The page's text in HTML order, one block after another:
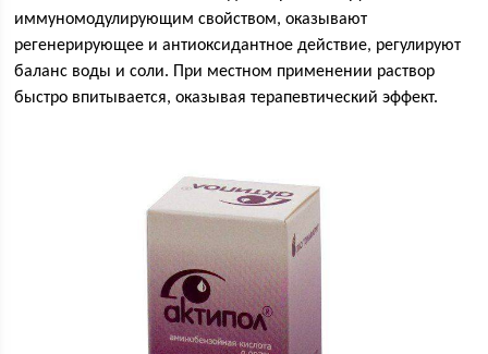
иммуномодулирующим свойством, оказывают
регенерирующее и антиоксидантное действие, регулируют
баланс воды и соли. При местном применении раствор
быстро впитывается, оказывая терапевтический эффект.